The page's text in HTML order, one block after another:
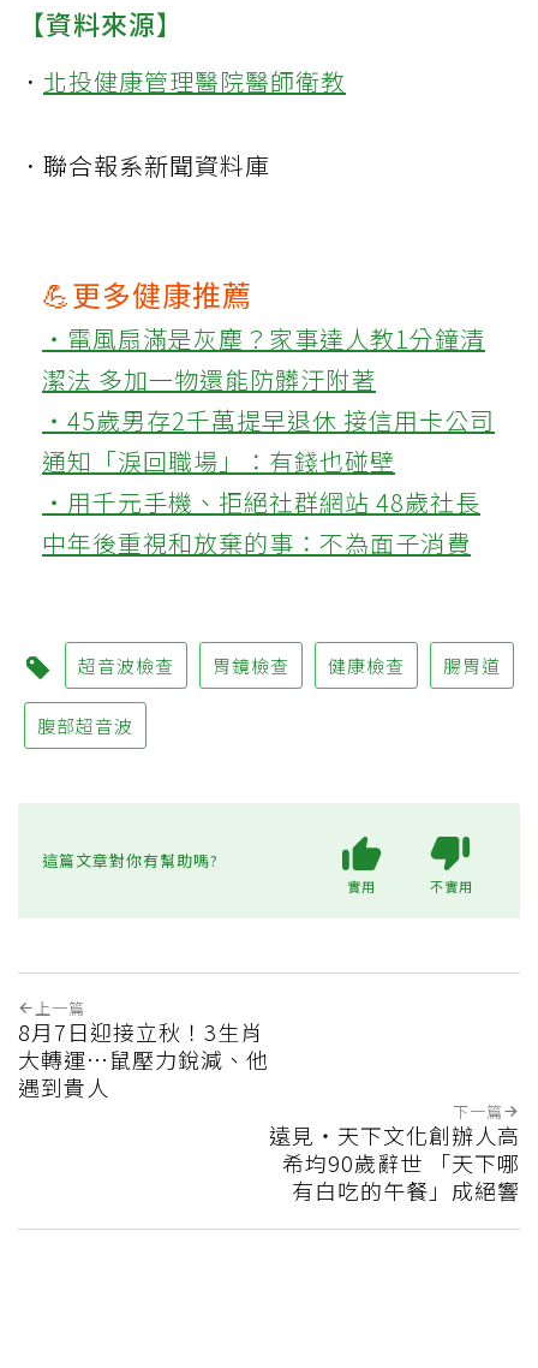
【資料來源】
． 北投健康管理醫院醫師衛教
．聯合報系新聞資料庫
💪更多健康推薦
‧電風扇滿是灰塵？家事達人教1分鐘清
潔法 多加一物還能防髒汙附著
‧45歲男存2千萬提早退休 接信用卡公司
通知「淚回職場」：有錢也碰壁
‧用千元手機、拒絕社群網站 48歲社長
中年後重視和放棄的事：不為面子消費
超音波檢查 胃鏡檢查 健康檢查 腸胃道
腹部超音波
這篇文章對你有幫助嗎?
實用 不實用
上一篇
8月7日迎接立秋！3生肖
大轉運…鼠壓力銳減、他
遇到貴人
下一篇
遠見‧天下文化創辦人高
希均90歲辭世 「天下哪
有白吃的午餐」成絕響